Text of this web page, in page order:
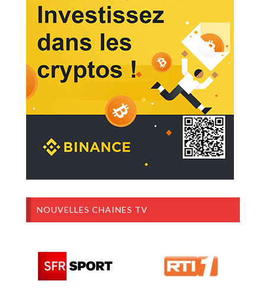
NOUVELLES CHAINES TV